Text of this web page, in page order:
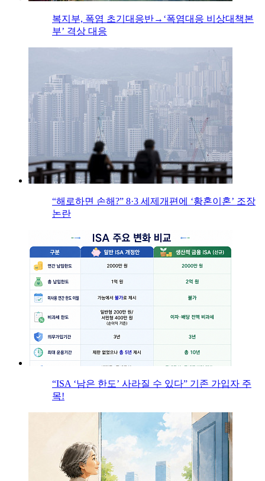
복지부, 폭염 초기대응반→‘폭염대응 비상대책본
부’ 격상 대응
“해로하면 손해?” 8·3 세제개편에 ‘황혼이혼’ 조장
논란
“ISA ‘남은 한도’ 사라질 수 있다” 기존 가입자 주
목!